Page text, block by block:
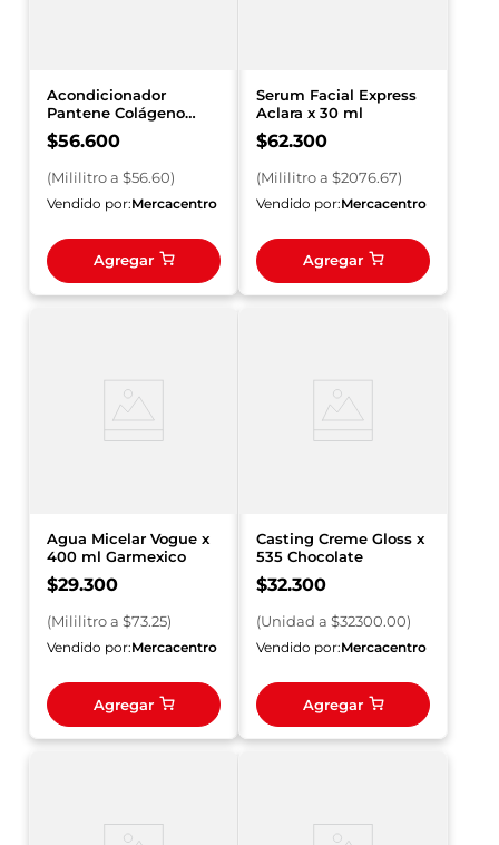
Acondicionador
Pantene Colágeno
1000 ml
$56.600
(Mililitroa $56.60)
Vendido por:Mercacentro
Agregar
Serum Facial Express
Aclara x 30 ml
$62.300
(Mililitroa $2076.67)
Vendido por:Mercacentro
Agregar
Agua Micelar Vogue x
400 ml Garmexico
$29.300
(Mililitroa $73.25)
Vendido por:Mercacentro
Agregar
Casting Creme Gloss x
535 Chocolate
$32.300
(Unidad a $32300.00)
Vendido por:Mercacentro
Agregar